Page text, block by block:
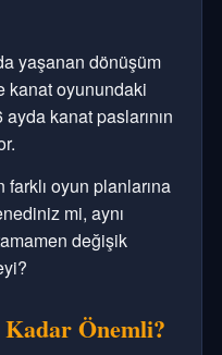
yaşanan dönüşüm
kanat oyunundaki
kanat paslarının
farklı oyun planlarına
mi, aynı
değişik
Önemli?